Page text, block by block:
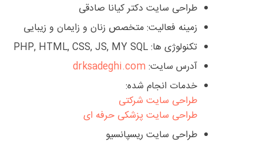
طراحی سایت دکتر کیانا صادقی
زمینه فعالیت: متخصص زنان و زایمان و زیبایی
تکنولوژی ها: PHP, HTML, CSS, JS, MY SQL
آدرس سایت: drksadeghi.com
خدمات انجام شده:
طراحی سایت شرکتی
طراحی سایت پزشکی حرفه ای
طراحی سایت ریسپانسیو